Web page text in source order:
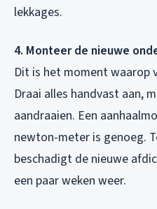
lekkages.
4. Monteer de nieuwe
Dit is het moment waarop
Draai alles handvast aan,
aandraaien. Een
newton-meter is genoeg.
beschadigt de nieuwe
een paar weken weer.